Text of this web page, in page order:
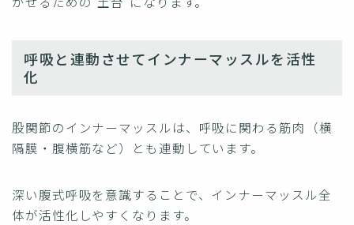
呼吸と連動させてインナーマッスルを活性
化
股関節のインナーマッスルは、呼吸に関わる筋肉（横
隔膜・腹横筋など）とも連動しています。
深い腹式呼吸を意識することで、インナーマッスル全
体が活性化しやすくなります。